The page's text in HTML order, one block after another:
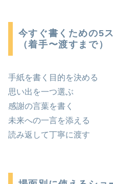
今すぐ書くための5
（着手〜渡すまで）
手紙を書く目的を決める
思い出を一つ選ぶ
感謝の言葉を書く
未来への一言を添える
読み返して丁寧に渡す